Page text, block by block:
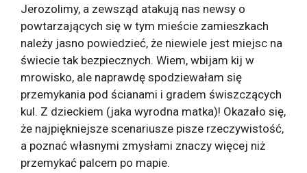
Jerozolimy, a zewsząd atakują nas newsy o
powtarzających się w tym mieście zamieszkach
należy jasno powiedzieć, że niewiele jest miejsc na
świecie tak bezpiecznych. Wiem, wbijam kij w
mrowisko, ale naprawdę spodziewałam się
przemykania pod ścianami i gradem świszczących
kul. Z dzieckiem (jaka wyrodna matka)! Okazało się,
że najpiękniejsze scenariusze pisze rzeczywistość,
a poznać własnymi zmysłami znaczy więcej niż
przemykać palcem po mapie.